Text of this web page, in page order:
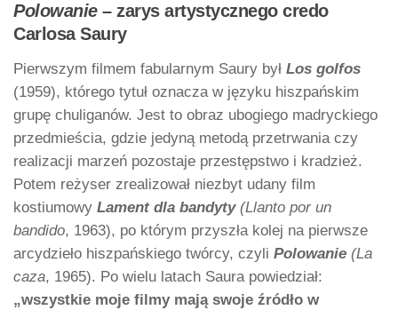
Polowanie– zarys artystycznego credo
Carlosa Saury
Pierwszym filmem fabularnym Saury był Los golfos
(1959), którego tytuł oznacza w języku hiszpańskim
grupę chuliganów. Jest to obraz ubogiego madryckiego
przedmieścia, gdzie jedyną metodą przetrwania czy
realizacji marzeń pozostaje przestępstwo i kradzież.
Potem reżyser zrealizował niezbyt udany film
kostiumowy Lament dla bandyty(Llanto por un
bandido, 1963), po którym przyszła kolej na pierwsze
arcydzieło hiszpańskiego twórcy, czyli Polowanie (La
caza, 1965). Po wielu latach Saura powiedział:
„wszystkie moje filmy mają swoje źródło w